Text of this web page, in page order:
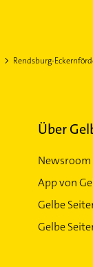
Rendsburg-
Über
Newsroom
App von
Gelbe
Gelbe